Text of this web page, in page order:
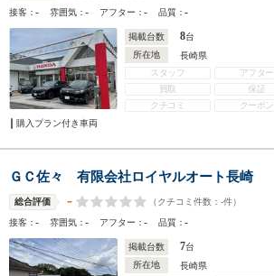
接客：- 雰囲気：- アフター：- 品質：-
掲載台数 8台
所在地
長崎県
スタッフ
アフター
買取
保証
クチコミ
クーポン
購入プラン付き車両
ＧＣ佐々 有限会社ロイヤルオート長崎
総合評価 - （クチコミ件数： -件）
接客：- 雰囲気：- アフター：- 品質：-
掲載台数 7台
所在地
長崎県